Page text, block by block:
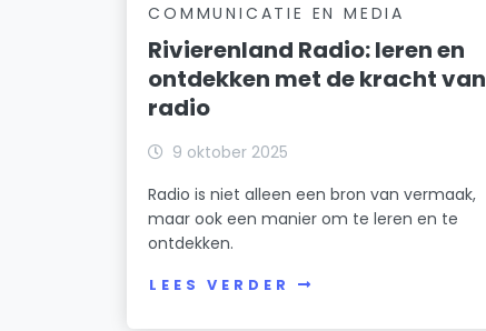
COMMUNICATIE EN MEDIA
Rivierenland Radio: leren en
ontdekken met de kracht van
radio
9 oktober 2025
Radio is niet alleen een bron van vermaak,
maar ook een manier om te leren en te
ontdekken.
LEES VERDER